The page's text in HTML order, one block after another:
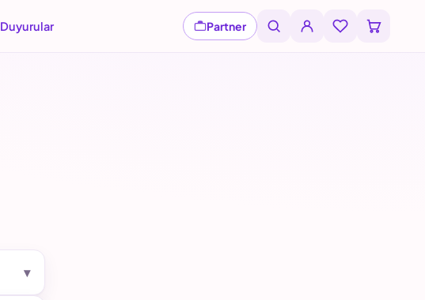
Duyurular Partner
▾